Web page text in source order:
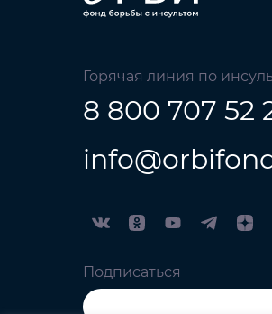
Горячая линия по
8 800 707 52
Подписаться